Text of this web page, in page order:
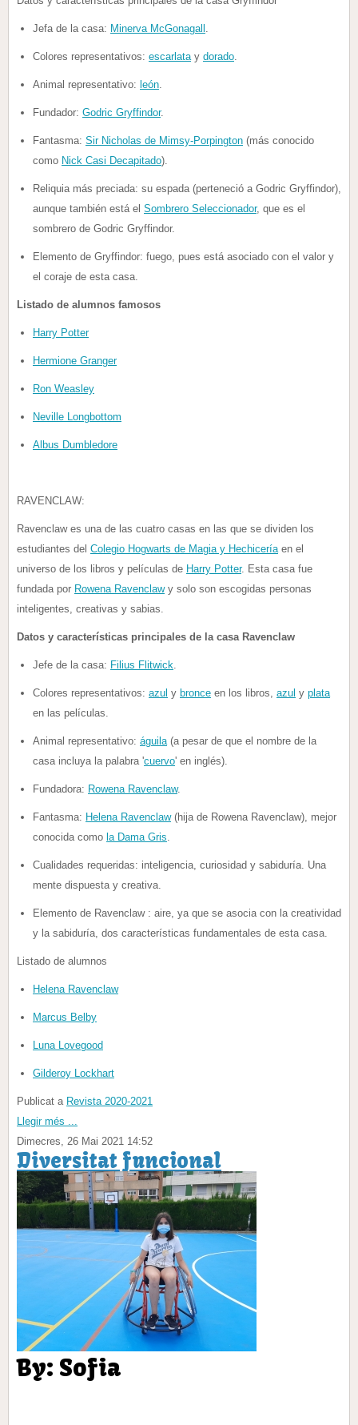
Jefa de la casa: Minerva McGonagall
Colores representativos: escarlata y dorado
Animal representativo: león
Fundador: Godric Gryffindor.
Fantasma: Sir Nicholas de Mimsy-Porpington (más conocido
como Nick Casi Decapitado).
Reliquia más preciada: su espada (perteneció a Godric Gryffindor),
aunque también está el Sombrero Seleccionador, que es el
sombrero de Godric Gryffindor.
Elemento de Gryffindor: fuego, pues está asociado con el valor y
el coraje de esta casa.
Listado de alumnos famosos
Harry Potter
Hermione Granger
Ron Weasley
Neville Longbottom
Albus Dumbledore
RAVENCLAW:
Ravenclaw es una de las cuatro casas en las que se dividen los
estudiantes del Colegio Hogwarts de Magia y Hechicería en el
universo de los libros y películas de Harry Potter. Esta casa fue
fundada por Rowena Ravenclawy solo son escogidas personas
inteligentes, creativas y sabias.
Datos y características principales de la casa Ravenclaw
Jefe de la casa: Filius Flitwick
Colores representativos: azul y bronce en los libros, azul y plata
en las películas.
Animal representativo: águila (a pesar de que el nombre de la
casa incluya la palabra 'cuervo' en inglés).
Fundadora: Rowena Ravenclaw.
Fantasma: Helena Ravenclaw(hija de Rowena Ravenclaw), mejor
conocida como la Dama Gris
Cualidades requeridas: inteligencia, curiosidad y sabiduría. Una
mente dispuesta y creativa.
Elemento de Ravenclaw : aire, ya que se asocia con la creatividad
y la sabiduría, dos características fundamentales de esta casa.
Listado de alumnos
Helena Ravenclaw
Marcus Belby
Luna Lovegood
Gilderoy Lockhart
Publicat a Revista 2020-2021
Llegir més ...
Dimecres, 26 Mai 2021 14:52
Diversitat funcional
By: Sofia